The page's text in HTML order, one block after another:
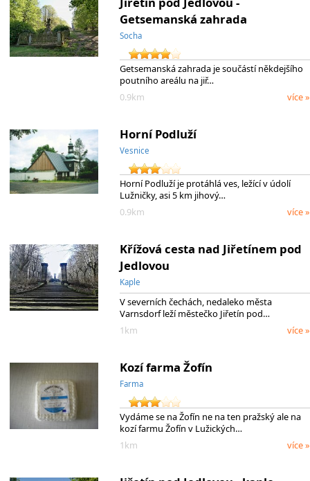
Getsemanská zahrada
Socha
Getsemanská zahrada je součástí někdejšího
poutního areálu na jiř…
0.9km
více »
Horní Podluží
Vesnice
Horní Podluží je protáhlá ves, ležící v údolí
Lužničky, asi 5 km jihový…
0.9km
více »
Křížová cesta nad Jiřetínem pod
Jedlovou
Kaple
V severních čechách, nedaleko města
Varnsdorf leží městečko Jiřetín pod…
1km
více »
Kozí farma Žofín
Farma
Vydáme se na Žofín ne na ten pražský ale na
kozí farmu Žofín v Lužických…
1km
více »